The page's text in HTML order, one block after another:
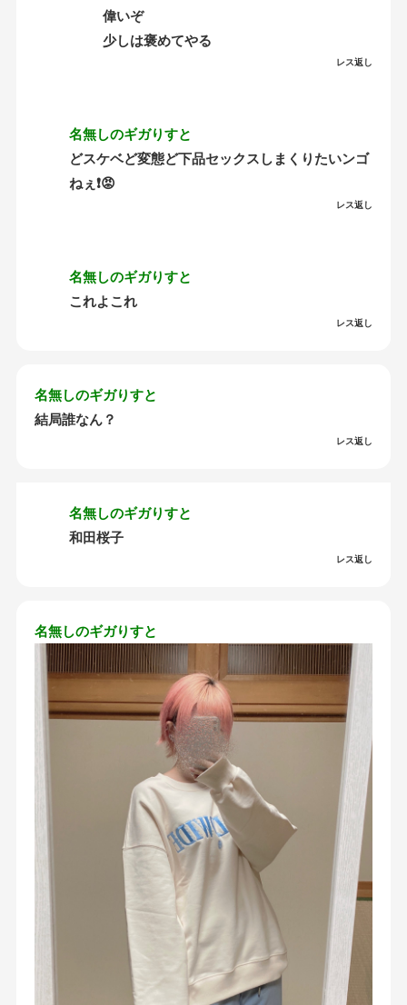
偉いぞ
少しは褒めてやる
レス返し
名無しのギガりすと
どスケベど変態ど下品セックスしまくりたいンゴ
ねぇ❗😡
レス返し
名無しのギガりすと
これよこれ
レス返し
名無しのギガりすと
結局誰なん？
レス返し
名無しのギガりすと
和田桜子
レス返し
名無しのギガりすと